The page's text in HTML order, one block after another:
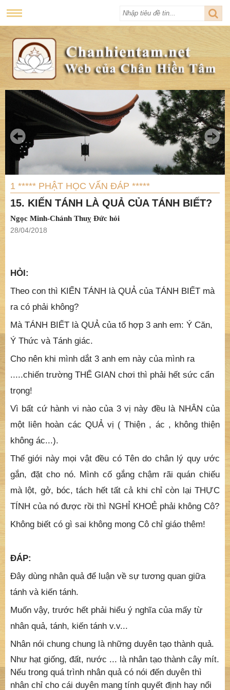
1 ***** PHẬT HỌC VẤN ĐÁP *****
15. KIẾN TÁNH LÀ QUẢ CỦA TÁNH BIẾT?
Ngọc Minh-Chánh Thuỵ Đức hỏi
28/04/2018
HỎI:
Theo con thì KIẾN TÁNH là QUẢ của TÁNH BIẾT mà
ra có phải không?
Mà TÁNH BIẾT là QUẢ của tổ hợp 3 anh em: Ý Căn,
Ý Thức và Tánh giác.
Cho nên khi mình dắt 3 anh em này của mình ra
.....chiến trường THẾ GIAN chơi thì phải hết sức cẩn
trọng!
Vì bất cứ hành vi nào của 3 vị này đều là NHÂN của
một liên hoàn các QUẢ vị ( Thiện , ác , không thiện
không ác...).
Thế giới này mọi vật đều có Tên do chân lý quy ước
gắn, đặt cho nó. Mình cố gắng chậm rãi quán chiếu
mà lột, gở, bóc, tách hết tất cả khi chỉ còn lại THỰC
TÍNH của nó được rồi thì NGHỈ KHOẺ phải không Cô?
Không biết có gì sai không mong Cô chỉ giáo thêm!
ĐÁP:
Đây dùng nhân quả để luận về sự tương quan giữa
tánh và kiến tánh.
Muốn vậy, trước hết phải hiểu ý nghĩa của mấy từ
nhân quả, tánh, kiến tánh v.v...
Nhân nói chung chung là những duyên tạo thành quả.
Như hạt giống, đất, nước ... là nhân tạo thành cây mít.
Nếu trong quá trình nhân quả có nói đến duyên thì
nhân chỉ cho cái duyên mang tính quyết định hay nổi